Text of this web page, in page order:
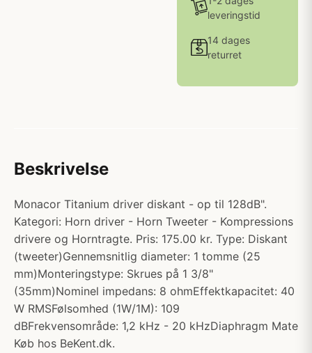
leveringstid
14 dages
returret
Beskrivelse
Monacor Titanium driver diskant - op til 128dB".
Kategori: Horn driver - Horn Tweeter - Kompressions
drivere og Horntragte. Pris: 175.00 kr. Type: Diskant
(tweeter)Gennemsnitlig diameter: 1 tomme (25
mm)Monteringstype: Skrues på 1 3/8"
(35mm)Nominel impedans: 8 ohmEffektkapacitet: 40
W RMSFølsomhed (1W/1M): 109
dBFrekvensområde: 1,2 kHz - 20 kHzDiaphragm Mate
Køb hos BeKent.dk.